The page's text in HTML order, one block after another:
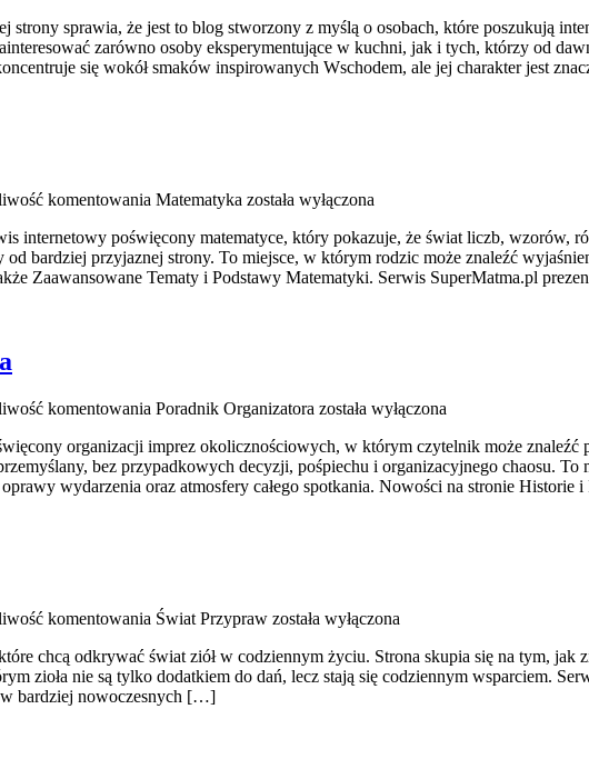
strony sprawia, że jest to blog stworzony z myślą o osobach, które poszukują
zarówno osoby eksperymentujące w kuchni, jak i tych, którzy od
się wokół smaków inspirowanych Wschodem, ale jej charakter jest
komentowania Matematyka została wyłączona
internetowy poświęcony matematyce, który pokazuje, że świat liczb, wzorów,
od bardziej przyjaznej strony. To miejsce, w którym rodzic może znaleźć
Zaawansowane Tematy i Podstawy Matematyki. Serwis SuperMatma.pl
komentowania Poradnik Organizatora została wyłączona
organizacji imprez okolicznościowych, w którym czytelnik może znaleźć
bez przypadkowych decyzji, pośpiechu i organizacyjnego chaosu.
wydarzenia oraz atmosfery całego spotkania. Nowości na stronie
komentowania Świat Przypraw została wyłączona
chcą odkrywać świat ziół w codziennym życiu. Strona skupia się na tym,
zioła nie są tylko dodatkiem do dań, lecz stają się codziennym wsparciem.
bardziej nowoczesnych […]